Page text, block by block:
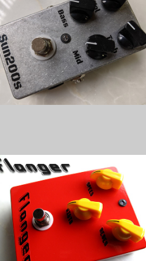
Sun200sプリアンプキット【BASIC
KIT】
¥5,500
Flangerキット【BASIC KIT】
¥9,800